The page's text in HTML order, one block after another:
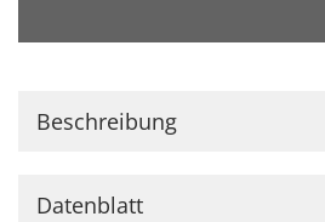
Beschreibung
Datenblatt